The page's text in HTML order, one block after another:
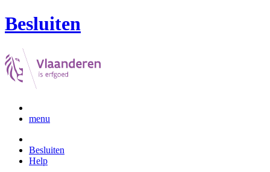
Besluiten
menu
Besluiten
Help